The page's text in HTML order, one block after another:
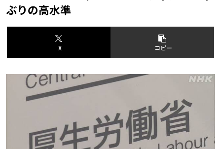
ぶりの高水準
X コピー